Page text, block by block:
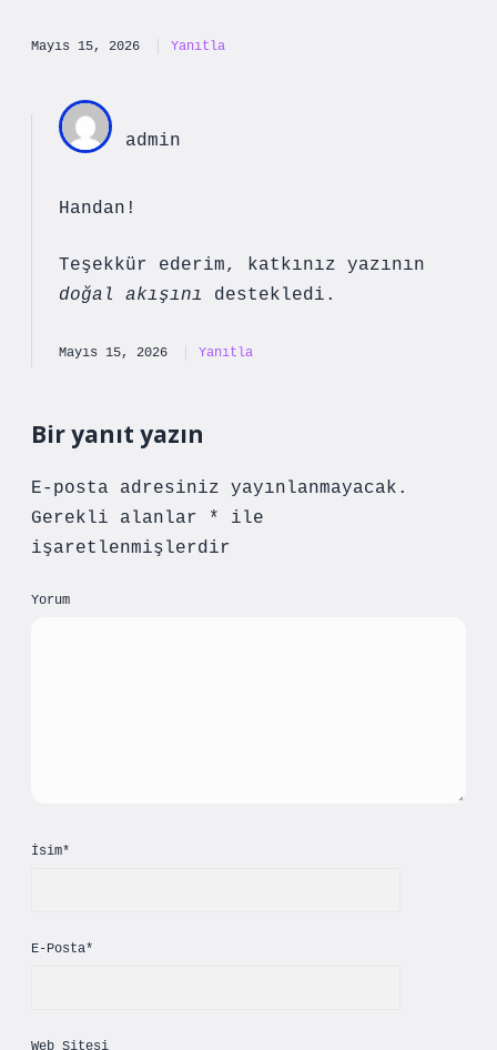
Mayıs 15, 2026 Yanıtla
admin
Handan!
Teşekkür ederim, katkınız yazının
doğal akışını
destekledi.
Mayıs 15, 2026 Yanıtla
Bir yanıt yazın
E-posta adresiniz yayınlanmayacak.
Gerekli alanlar
*
ile
işaretlenmişlerdir
Yorum
İsim*
E-Posta*
Web Sitesi